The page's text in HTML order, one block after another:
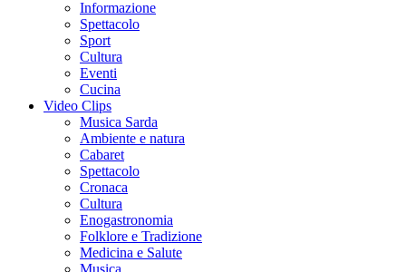
Informazione
Spettacolo
Sport
Cultura
Eventi
Cucina
Video Clips
Musica Sarda
Ambiente e natura
Cabaret
Spettacolo
Cronaca
Cultura
Enogastronomia
Folklore e Tradizione
Medicina e Salute
Musica